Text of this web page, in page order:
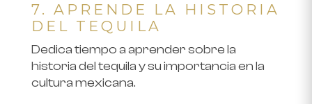
7. APRENDE LA HISTORIA
DEL TEQUILA
Dedica tiempo a aprender sobre la
historia del tequila y su importancia en la
cultura mexicana.